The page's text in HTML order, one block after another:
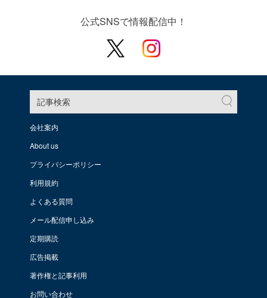
公式SNSで情報配信中！
記事検索
会社案内
About us
プライバシーポリシー
利用規約
よくある質問
メール配信申し込み
定期購読
広告掲載
著作権と記事利用
お問い合わせ